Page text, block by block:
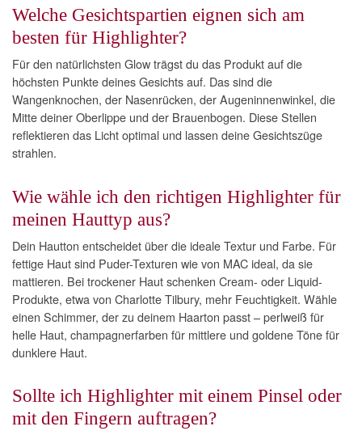
Welche Gesichtspartien eignen sich am
besten für Highlighter?
Für den natürlichsten Glow trägst du das Produkt auf die
höchsten Punkte deines Gesichts auf. Das sind die
Wangenknochen, der Nasenrücken, der Augeninnenwinkel, die
Mitte deiner Oberlippe und der Brauenbogen. Diese Stellen
reflektieren das Licht optimal und lassen deine Gesichtszüge
strahlen.
Wie wähle ich den richtigen Highlighter für
meinen Hauttyp aus?
Dein Hautton entscheidet über die ideale Textur und Farbe. Für
fettige Haut sind Puder-Texturen wie von MAC ideal, da sie
mattieren. Bei trockener Haut schenken Cream- oder Liquid-
Produkte, etwa von Charlotte Tilbury, mehr Feuchtigkeit. Wähle
einen Schimmer, der zu deinem Haarton passt – perlweiß für
helle Haut, champagnerfarben für mittlere und goldene Töne für
dunklere Haut.
Sollte ich Highlighter mit einem Pinsel oder
mit den Fingern auftragen?